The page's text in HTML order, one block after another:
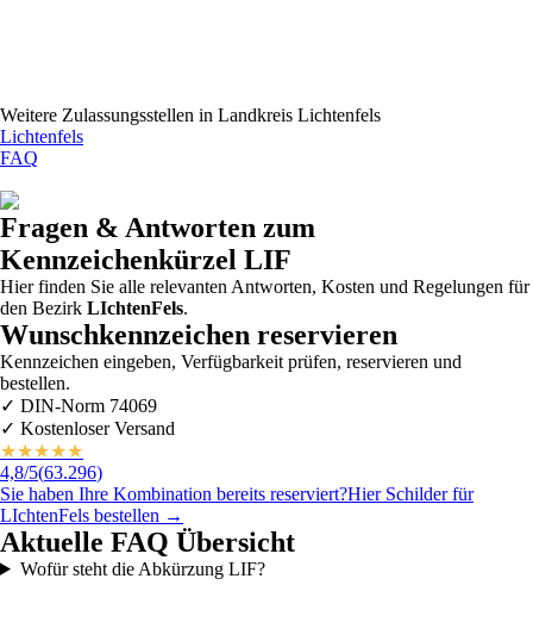
Weitere Zulassungsstellen in Landkreis Lichtenfels
Lichtenfels
FAQ
Fragen & Antworten zum
Kennzeichenkürzel LIF
Hier finden Sie alle relevanten Antworten, Kosten und Regelungen für
den Bezirk LIchtenFels.
Wunschkennzeichen reservieren
Kennzeichen eingeben, Verfügbarkeit prüfen, reservieren und
bestellen.
✓ DIN-Norm 74069
✓ Kostenloser Versand
★★★★★
4,8/5(63.296)
Sie haben Ihre Kombination bereits reserviert?Hier Schilder für
LIchtenFels bestellen →
Aktuelle FAQ Übersicht
Wofür steht die Abkürzung LIF?